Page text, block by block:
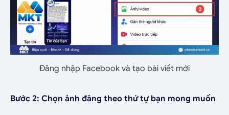
Đăng nhập Facebook và tạo bài viết mới
Bước 2: Chọn ảnh đăng theo thứ tự bạn mong muốn